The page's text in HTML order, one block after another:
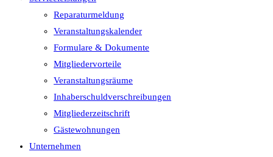
Reparaturmeldung
Veranstaltungskalender
Formulare & Dokumente
Mitgliedervorteile
Veranstaltungsräume
Inhaberschuld­verschreibungen
Mitgliederzeitschrift
Gästewohnungen
Unternehmen